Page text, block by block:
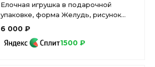
Елочная игрушка в подарочной
упаковке, форма Желудь, рисунок
Позолоченный, арт. 81.33932.00.1
6 000 ₽
1500 ₽